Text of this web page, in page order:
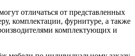
отличаться от представленных
комплектации, фурнитуре, а также
комплектующих и